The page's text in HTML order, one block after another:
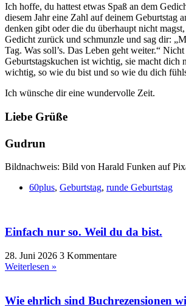
Ich hoffe, du hattest etwas Spaß an dem
diesem Jahr eine Zahl auf deinem Geburtstag
denken gibt oder die du überhaupt nicht
Gedicht zurück und schmunzle und sag dir:
Tag. Was soll’s. Das Leben geht weiter.“
Geburtstagskuchen ist wichtig, sie macht dich
wichtig, so wie du bist und so wie du dich
Ich wünsche dir eine wundervolle Zeit.
Liebe Grüße
Gudrun
Bildnachweis: Bild von Harald Funken auf
60plus, Geburtstag, runde Geburtstag
Einfach nur so. Weil du da bist.
28. Juni 2026 3 Kommentare
Weiterlesen »
Wie ehrlich sind Buchrezensionen